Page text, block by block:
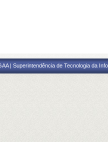
| Superintendência de Tecnologia da